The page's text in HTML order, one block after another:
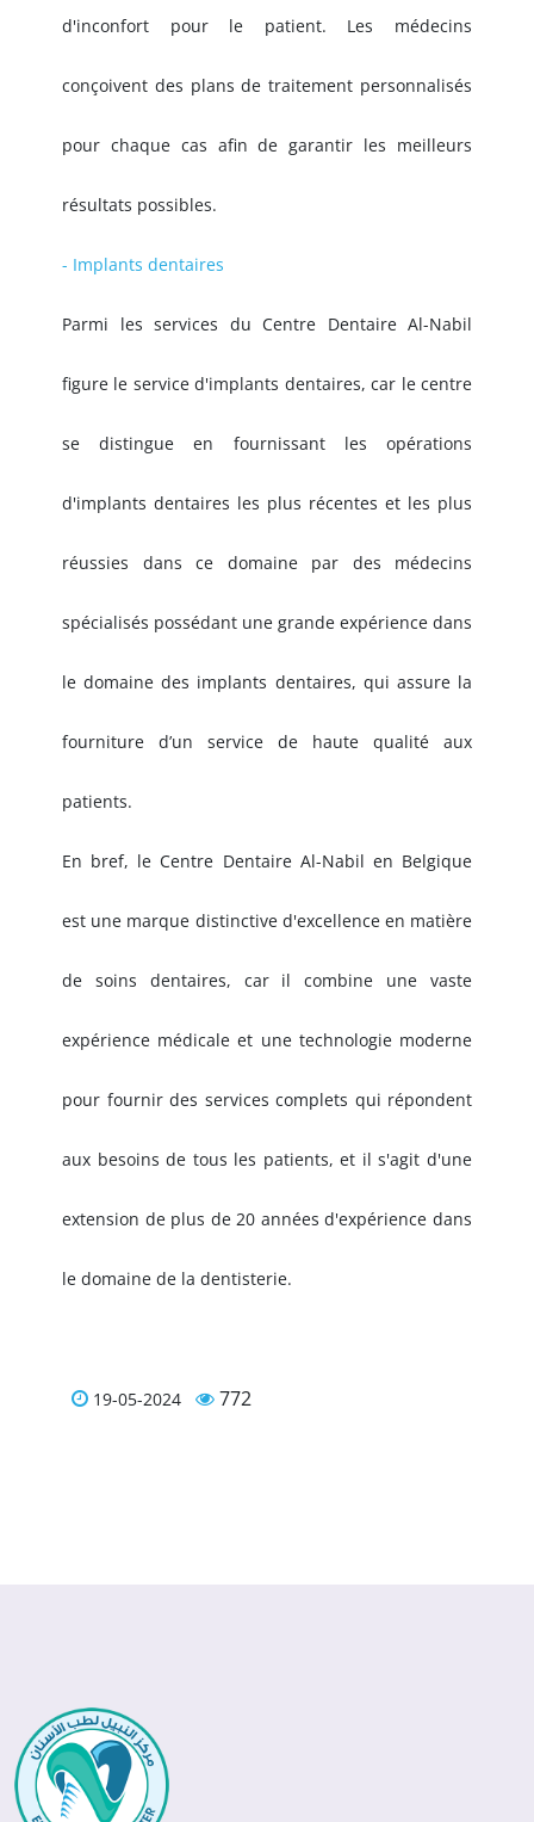
d'inconfort pour le patient. Les médecins
conçoivent des plans de traitement personnalisés
pour chaque cas afin de garantir les meilleurs
résultats possibles.
- Implants dentaires
Parmi les services du Centre Dentaire Al-Nabil
figure le service d'implants dentaires, car le centre
se distingue en fournissant les opérations
d'implants dentaires les plus récentes et les plus
réussies dans ce domaine par des médecins
spécialisés possédant une grande expérience dans
le domaine des implants dentaires, qui assure la
fourniture d’un service de haute qualité aux
patients.
En bref, le Centre Dentaire Al-Nabil en Belgique
est une marque distinctive d'excellence en matière
de soins dentaires, car il combine une vaste
expérience médicale et une technologie moderne
pour fournir des services complets qui répondent
aux besoins de tous les patients, et il s'agit d'une
extension de plus de 20 années d'expérience dans
le domaine de la dentisterie.
19-05-2024 772